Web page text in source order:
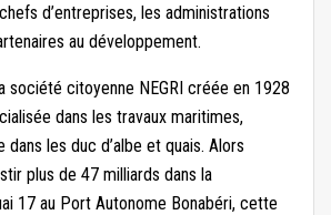
d’entreprises, les administrations
au développement.
société citoyenne NEGRI créée en 1928
dans les travaux maritimes,
dans les duc d’albe et quais. Alors
plus de 47 milliards dans la
17 au Port Autonome Bonabéri, cette